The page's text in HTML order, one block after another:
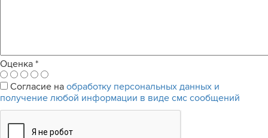
Оценка *
Согласие на обработку персональных данных и
получение любой информации в виде смс сообщений